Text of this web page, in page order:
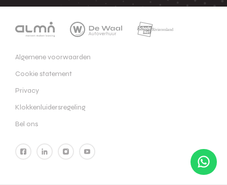
Algemene voorwaarden
Cookie statement
Privacy
Klokkenluidersregeling
Bel ons